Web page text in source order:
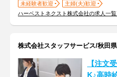
未経験者歓迎
主婦(夫)歓迎
ハーベストネクスト株式会社の求人一
株式会社スタッフサービス/秋田
【注文
K♪高時